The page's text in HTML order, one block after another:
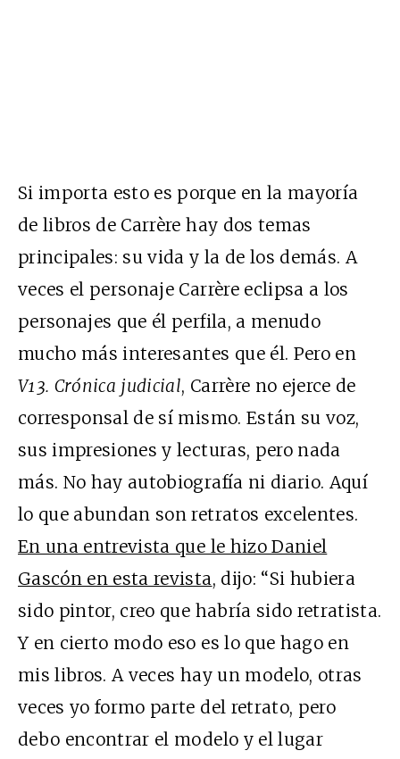
Si importa esto es porque en la mayoría
de libros de Carrère hay dos temas
principales: su vida y la de los demás. A
veces el personaje Carrère eclipsa a los
personajes que él perfila, a menudo
mucho más interesantes que él. Pero en
V13. Crónica judicial, Carrère no ejerce de
corresponsal de sí mismo. Están su voz,
sus impresiones y lecturas, pero nada
más. No hay autobiografía ni diario. Aquí
lo que abundan son retratos excelentes.
En una entrevista que le hizo Daniel
Gascón en esta revista, dijo: “Si hubiera
sido pintor, creo que habría sido retratista.
Y en cierto modo eso es lo que hago en
mis libros. A veces hay un modelo, otras
veces yo formo parte del retrato, pero
debo encontrar el modelo y el lugar